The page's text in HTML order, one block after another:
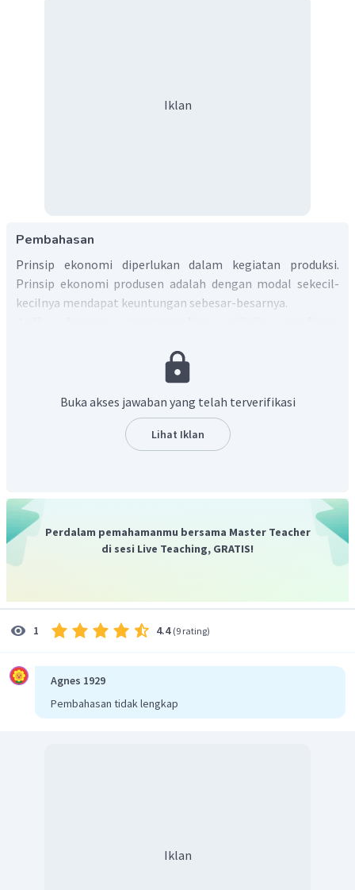
Iklan
Pembahasan
Prinsip ekonomi diperlukan dalam kegiatan produksi.
Prinsip ekonomi produsen adalah dengan modal sekecil-
kecilnya mendapat keuntungan sebesar-besarnya.
Buka akses jawaban yang telah terverifikasi
Lihat Iklan
Perdalam pemahamanmu bersama Master Teacher
di sesi Live Teaching, GRATIS!
1 4.4 (9 rating)
Agnes 1929
Pembahasan tidak lengkap
Iklan